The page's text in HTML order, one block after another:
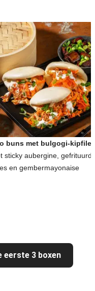
buns met bulgogi-kipfilet
sticky aubergine,
en gembermayonaise
eerste 3 boxen